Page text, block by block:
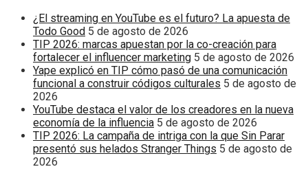
¿El streaming en YouTube es el futuro? La apuesta de
Todo Good 5 de agosto de 2026
TIP 2026: marcas apuestan por la co-creación para
fortalecer el influencer marketing 5 de agosto de 2026
Yape explicó en TIP cómo pasó de una comunicación
funcional a construir códigos culturales 5 de agosto de
2026
YouTube destaca el valor de los creadores en la nueva
economía de la influencia 5 de agosto de 2026
TIP 2026: La campaña de intriga con la que Sin Parar
presentó sus helados Stranger Things 5 de agosto de
2026